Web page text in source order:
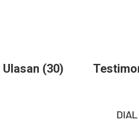
Ulasan (30)
DIAL